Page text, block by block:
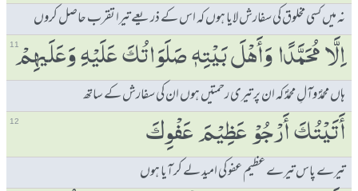
نہ میں کسی مخلوق کی سفارش لایا ہوں کہ اس کے ذریعے تیرا تقرب حاصل کروں
اِلَّا مُحَمَّدًا وَٲَھْلَ بَیْتِہٖ صَلَوَاتُكَ عَلَیْہِ وَعَلَیھِمْ11
ہاں محمدؐ وآلِ محمدؐ کہ ان پر تیری رحمتیں ہوں ان کی سفارش کے ساتھ
ٲَتَیْتُكَ ٲَرْجُوْ عَظِیْمَ عَفْوِكَ 12
تیرے پاس تیرے عظیم عفو کی امید لے کر آیا ہوں